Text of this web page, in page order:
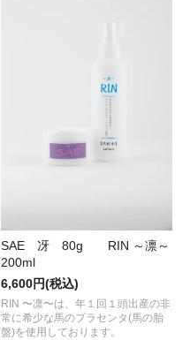
SAE 冴 80g RIN ～凛～
200ml
6,600円(税込)
RIN 〜凛〜は、年１回１頭出産の非
常に希少な馬のプラセンタ(馬の胎
盤)を使用しております。